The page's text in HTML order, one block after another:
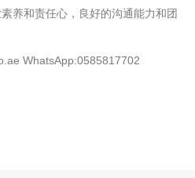
养和责任心，良好的沟通能力和团
WhatsApp:0585817702